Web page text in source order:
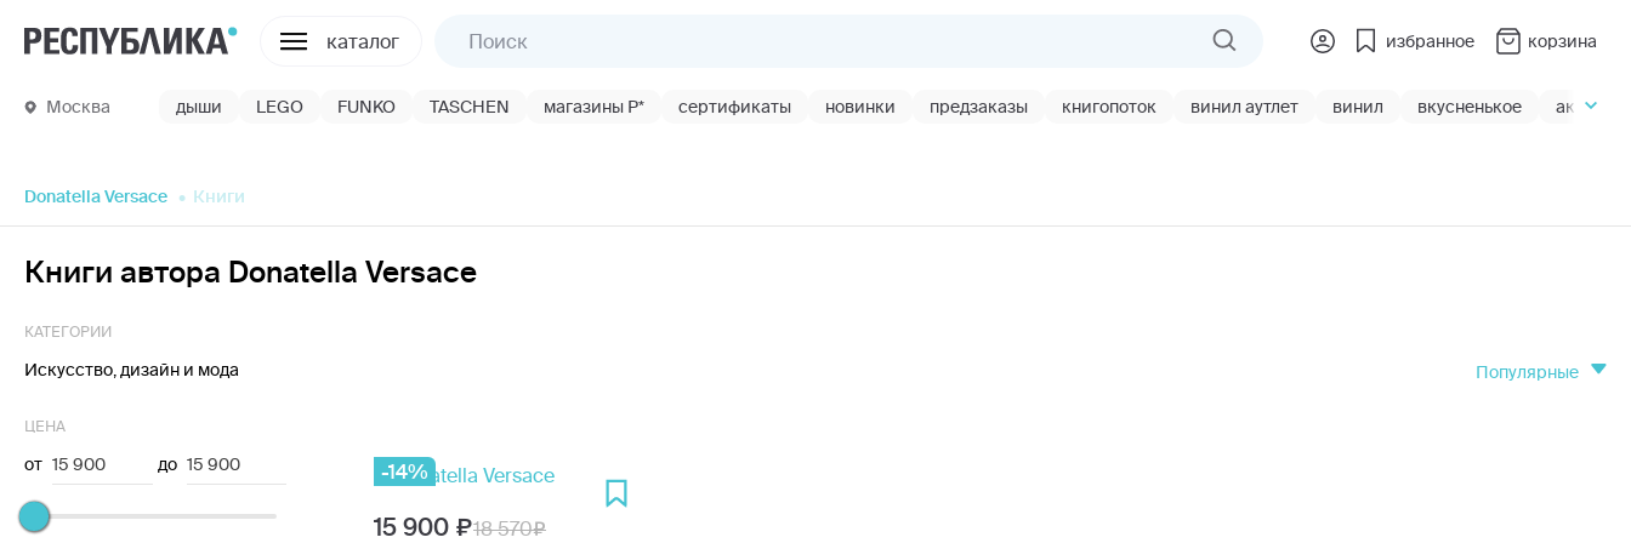
каталог избранное корзина
Москва дыши LEGO FUNKO TASCHEN магазины Р* сертификаты новинки предзаказы книгопоток винил аутлет винил вкусненькое акции
Donatella Versace Книги
Книги автора Donatella Versace
КАТЕГОРИИ
Искусство, дизайн и мода
ЦЕНА
от 15 900 до 15 900
популярные
-14%
15 900
18 570